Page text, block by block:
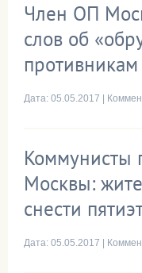
Член ОП
слов об
Дата: 05.05.2017
Коммунисты
Москвы:
снести
Дата: 05.05.2017